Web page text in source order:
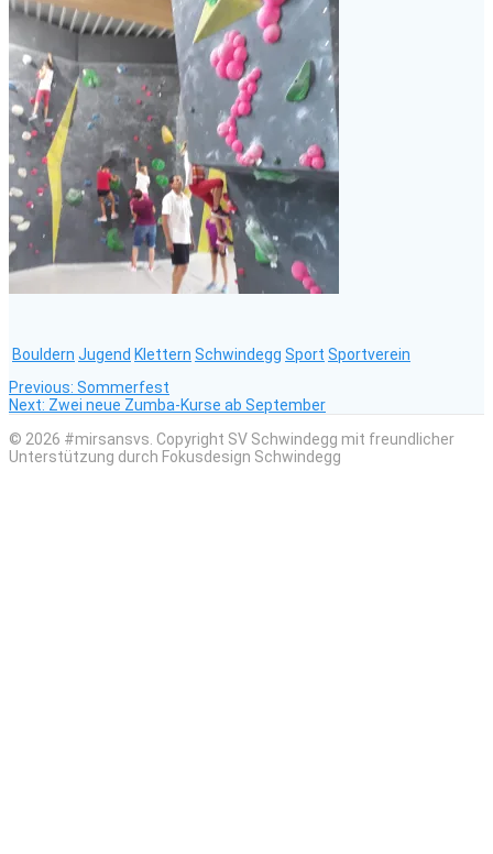
Bouldern Jugend Klettern Schwindegg Sport Sportverein
Beitragsnavigation
Previous: Previous
post:
Sommerfest
Next: Next
Zwei neue Zumba-Kurse ab September
© 2026 #mirsansvs. Copyright SV Schwindegg mit freundlicher
Unterstützung durch Fokusdesign Schwindegg